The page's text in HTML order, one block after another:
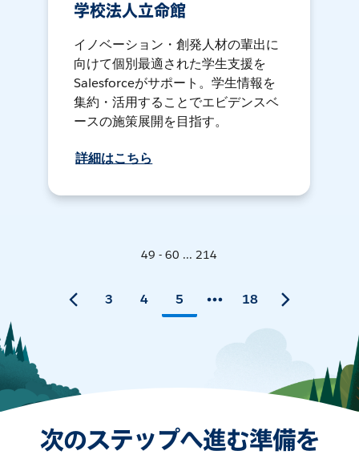
学校法人立命館
イノベーション・創発人材の輩出に
向けて個別最適された学生支援を
Salesforceがサポート。学生情報を
集約・活用することでエビデンスベ
ースの施策展開を目指す。
詳細はこちら
49 - 60 ... 214
3 4 5 18
次のステップへ進む準備を